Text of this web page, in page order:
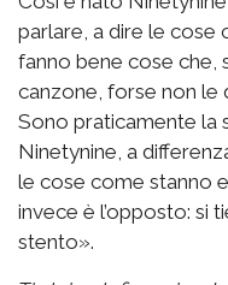
parlare, a dire le cose
fanno bene cose che,
canzone, forse non le
Sono praticamente la
Ninetynine, a
le cose come stanno
invece è l’opposto: si
stento».